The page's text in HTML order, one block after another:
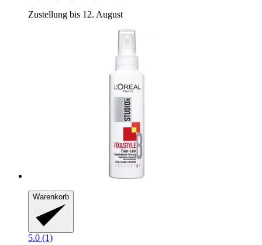
Zustellung bis 12. August
Warenkorb
5.0 (1)